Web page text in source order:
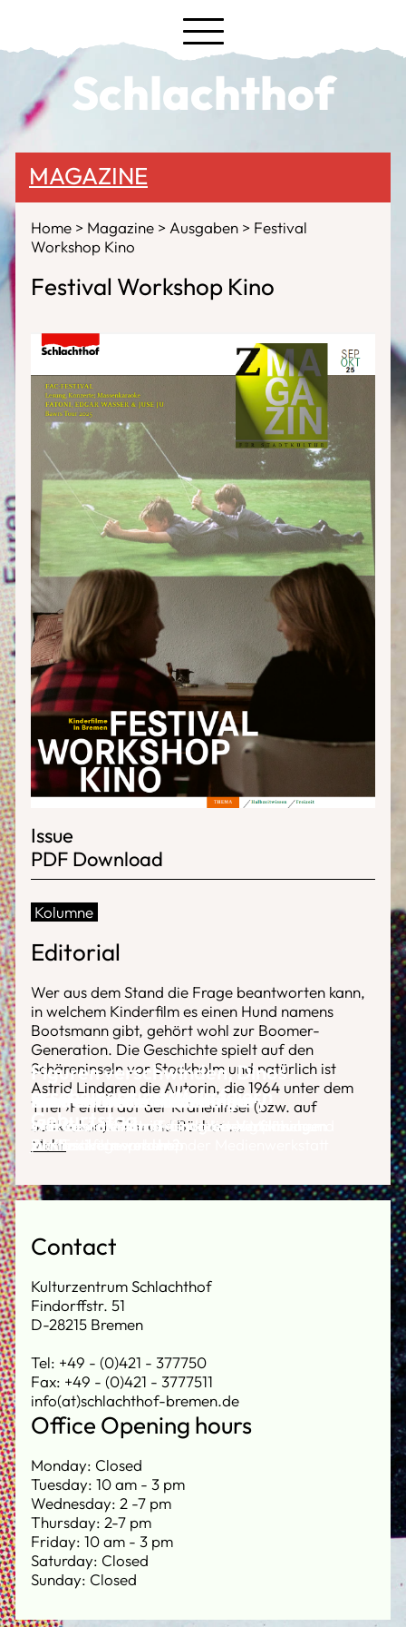
Schlachthof
MAGAZINE
Home Magazine Ausgaben
Festival
Workshop Kino
Festival Workshop Kino
Issue
PDF Download
Kolumne
Editorial
Wer aus dem Stand die Frage beantworten kann,
in welchem Kinderfilm es einen Hund namens
Bootsmann gibt, gehört wohl zur Boomer-
Generation. Die Geschichte spielt auf den
Schäreninseln vor Stockholm und natürlich ist
Astrid Lindgren die Autorin, die 1964 unter dem
Titel ›Ferien auf der Kräheninsel (bzw. auf
Saltkrokan)‹ Film und Bücher ...
Mehr
Ein Festival mit Kinderjury
Interview mit dem Festivalleiter Matthias
Wallraven gesprochen
Kinder an die Macht
Was lässt die Astrid-Lindgren-Verfilmungen
zu Klassikern werden?
Vier aktuelle Kinderfilme
Das Genre Kinderfilm ist lebendig wie eh und
je
Narrenfreiheit für Kinder
Wie iranische Kinderfilme die europäischen
Filmfestivals eroberten
Figuren verschwinden, Dinos
erscheinen und Wale feiern
Geburtstag
Der Trickfilmworkshop der Medienwerkstatt
Contact
Kulturzentrum Schlachthof
Findorffstr. 51
D-28215 Bremen
Tel: +49 - (0)421 - 377750
Fax: +49 - (0)421 - 3777511
info(at)schlachthof-bremen.de
Office Opening hours
Monday: Closed
Tuesday: 10 am - 3 pm
Wednesday: 2 -7 pm
Thursday: 2-7 pm
Friday: 10 am - 3 pm
Saturday: Closed
Sunday: Closed